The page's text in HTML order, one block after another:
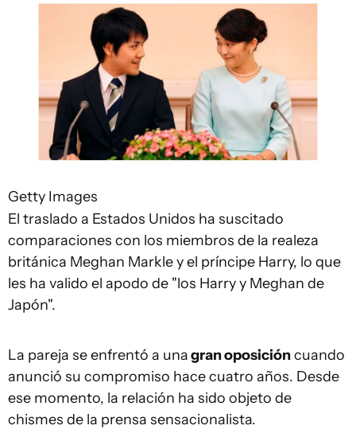
Getty Images
El traslado a Estados Unidos ha suscitado
comparaciones con los miembros de la realeza
británica Meghan Markle y el príncipe Harry, lo que
les ha valido el apodo de "los Harry y Meghan de
Japón".
La pareja se enfrentó a unagran oposicióncuando
anunció su compromiso hace cuatro años. Desde
ese momento, la relación ha sido objeto de
chismes de la prensa sensacionalista.